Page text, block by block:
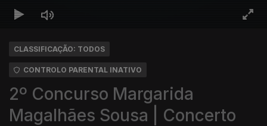
CLASSIFICAÇÃO: TODOS
CONTROLO PARENTAL INATIVO
2º Concurso Margarida
Magalhães Sousa | Concerto